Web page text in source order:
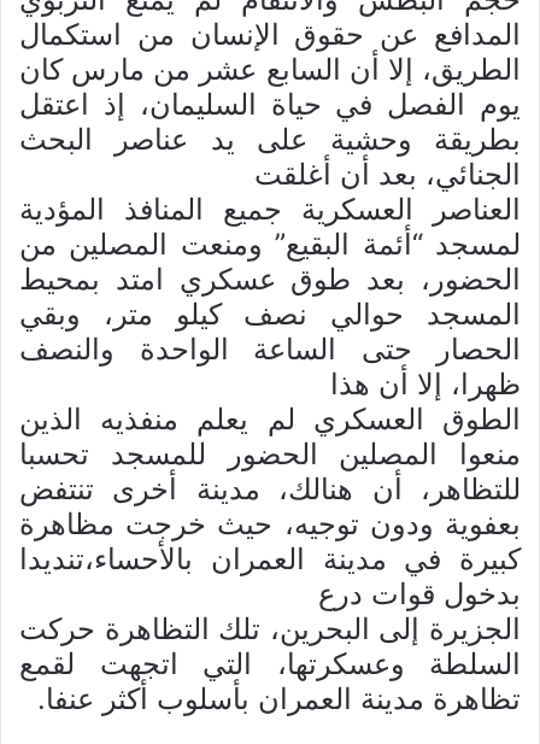
المدافع عن حقوق الإنسان من استكمال
الطريق، إلا أن السابع عشر من مارس كان
يوم الفصل في حياة السليمان، إذ اعتقل
بطريقة وحشية على يد عناصر البحث
الجنائي، بعد أن أغلقت
العناصر العسكرية جميع المنافذ المؤدية
لمسجد “أئمة البقيع” ومنعت المصلين من
الحضور، بعد طوق عسكري امتد بمحيط
المسجد حوالي نصف كيلو متر، وبقي
الحصار حتى الساعة الواحدة والنصف
ظهرا، إلا أن هذا
الطوق العسكري لم يعلم منفذيه الذين
منعوا المصلين الحضور للمسجد تحسبا
للتظاهر، أن هنالك، مدينة أخرى تنتفض
بعفوية ودون توجيه، حيث خرجت مظاهرة
كبيرة في مدينة العمران بالأحساء،تنديدا
بدخول قوات درع
الجزيرة إلى البحرين، تلك التظاهرة حركت
السلطة وعسكرتها، التي اتجهت لقمع
تظاهرة مدينة العمران بأسلوب أكثر عنفا.